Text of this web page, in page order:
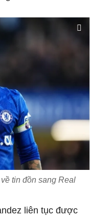
tin đồn sang Real
liên tục được